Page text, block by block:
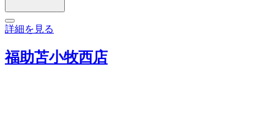
詳細を見る
福助苫小牧西店